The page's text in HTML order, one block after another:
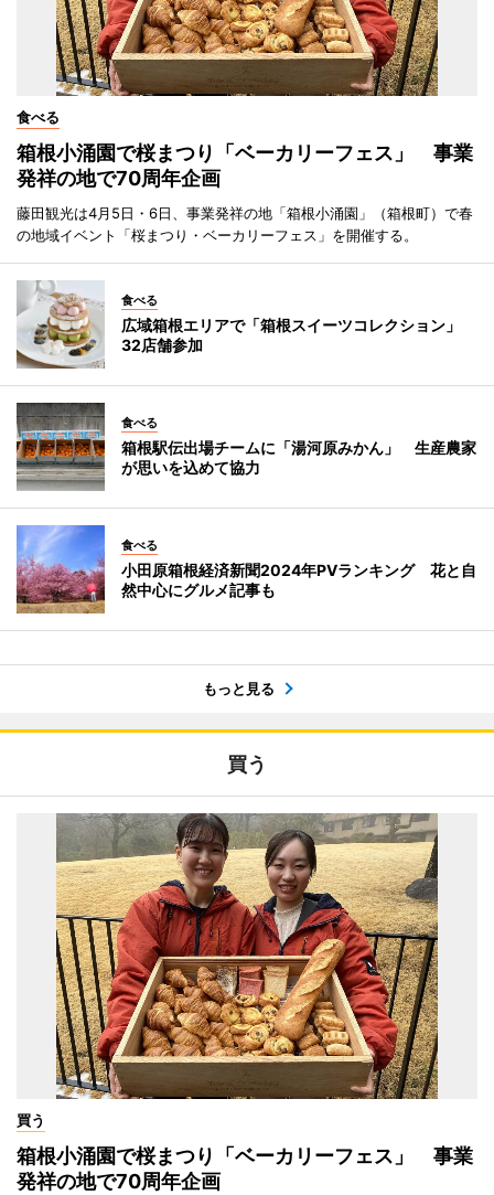
食べる
箱根小涌園で桜まつり「ベーカリーフェス」 事業
発祥の地で70周年企画
藤田観光は4月5日・6日、事業発祥の地「箱根小涌園」（箱根町）で春
の地域イベント「桜まつり・ベーカリーフェス」を開催する。
食べる
広域箱根エリアで「箱根スイーツコレクション」
32店舗参加
食べる
箱根駅伝出場チームに「湯河原みかん」 生産農家
が思いを込めて協力
食べる
小田原箱根経済新聞2024年PVランキング 花と自
然中心にグルメ記事も
もっと見る
買う
買う
箱根小涌園で桜まつり「ベーカリーフェス」 事業
発祥の地で70周年企画